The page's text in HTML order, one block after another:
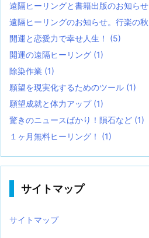
遠隔ヒーリングと書籍出版のお知らせ
遠隔ヒーリングのお知らせ。行楽の秋
開運と恋愛力で幸せ人生！ (5)
開運の遠隔ヒーリング (1)
除染作業 (1)
願望を現実化するためのツール (1)
願望成就と体力アップ (1)
驚きのニュースばかり！隕石など (1)
１ヶ月無料ヒーリング！ (1)
サイトマップ
サイトマップ